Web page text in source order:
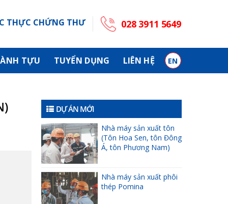
THỰC CHỨNG THƯ 028 3911 5649
TỰU TUYỂN DỤNG LIÊN HỆ EN
DỰ ÁN MỚI
Nhà máy sản xuất tôn
(Tôn Hoa Sen, tôn Đông
Á, tôn Phương Nam)
Nhà máy sản xuất phôi
thép Pomina